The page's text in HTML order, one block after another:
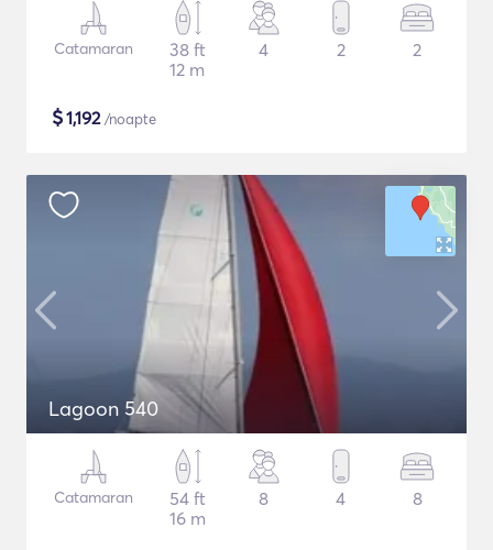
Catamaran
38 ft
12 m
4 2 2
$1,192/noapte
Lagoon 540
Catamaran
54 ft
16 m
8 4 8